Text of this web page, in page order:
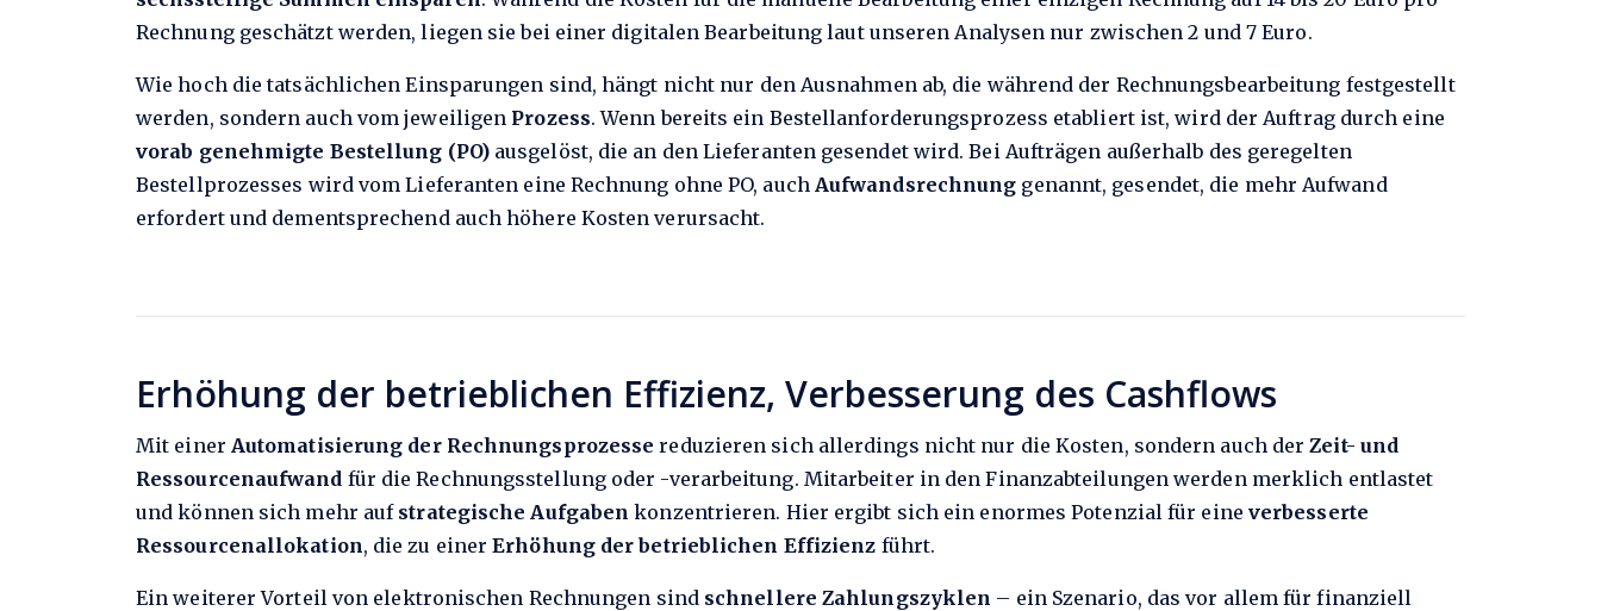
Rechnung geschätzt werden, liegen sie bei einer digitalen Bearbeitung laut unseren Analysen nur zwischen 2 und 7 Euro.
Wie hoch die tatsächlichen Einsparungen sind, hängt nicht nur den Ausnahmen ab, die während der Rechnungsbearbeitung festgestellt
werden, sondern auch vom jeweiligen Prozess. Wenn bereits ein Bestellanforderungsprozess etabliert ist, wird der Auftrag durch eine
vorab genehmigte Bestellung (PO)ausgelöst, die an den Lieferanten gesendet wird. Bei Aufträgen außerhalb des geregelten
Bestellprozesses wird vom Lieferanten eine Rechnung ohne PO, auch Aufwandsrechnung genannt, gesendet, die mehr Aufwand
erfordert und dementsprechend auch höhere Kosten verursacht.
Erhöhung der betrieblichen Effizienz, Verbesserung des Cashflows
Mit einer Automatisierung der Rechnungsprozesse reduzieren sich allerdings nicht nur die Kosten, sondern auch derZeit- und
Ressourcenaufwand für die Rechnungsstellung oder -verarbeitung. Mitarbeiter in den Finanzabteilungen werden merklich entlastet
und können sich mehr auf strategische Aufgaben konzentrieren. Hier ergibt sich ein enormes Potenzial für eine verbesserte
Ressourcenallokation, die zu einerErhöhung der betrieblichen Effizienz führt.
Ein weiterer Vorteil von elektronischen Rechnungen sind schnellere Zahlungszyklen – ein Szenario, das vor allem für finanziell